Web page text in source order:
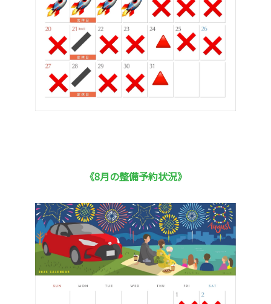
《8月の整備予約状況》